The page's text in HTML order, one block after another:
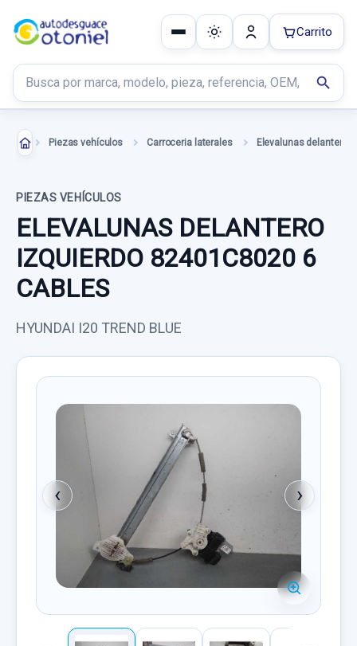
Buscar productos
search
Carrito
Piezas vehículos Carroceria laterales
PIEZAS VEHÍCULOS
ELEVALUNAS DELANTERO
IZQUIERDO 82401C8020 6
CABLES
HYUNDAI I20 TREND BLUE
‹ ›